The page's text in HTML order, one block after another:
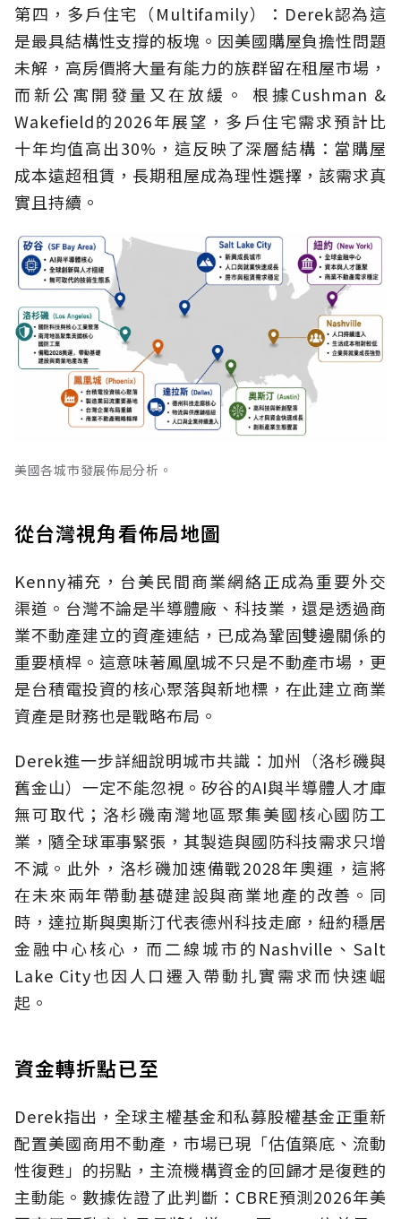
第四，多戶住宅（Multifamily）：Derek認為這
是最具結構性支撐的板塊。因美國購屋負擔性問題
未解，高房價將大量有能力的族群留在租屋市場，
而新公寓開發量又在放緩。 根據Cushman &
Wakefield的2026年展望，多戶住宅需求預計比
十年均值高出30%，這反映了深層結構：當購屋
成本遠超租賃，長期租屋成為理性選擇，該需求真
實且持續。
美國各城市發展佈局分析。
從台灣視角看佈局地圖
Kenny補充，台美民間商業網絡正成為重要外交
渠道。台灣不論是半導體廠、科技業，還是透過商
業不動產建立的資產連結，已成為鞏固雙邊關係的
重要槓桿。這意味著鳳凰城不只是不動產市場，更
是台積電投資的核心聚落與新地標，在此建立商業
資產是財務也是戰略布局。
Derek進一步詳細說明城市共識：加州（洛杉磯與
舊金山）一定不能忽視。矽谷的AI與半導體人才庫
無可取代；洛杉磯南灣地區聚集美國核心國防工
業，隨全球軍事緊張，其製造與國防科技需求只增
不減。此外，洛杉磯加速備戰2028年奧運，這將
在未來兩年帶動基礎建設與商業地產的改善。同
時，達拉斯與奧斯汀代表德州科技走廊，紐約穩居
金融中心核心，而二線城市的Nashville、Salt
Lake City也因人口遷入帶動扎實需求而快速崛
起。
資金轉折點已至
Derek指出，全球主權基金和私募股權基金正重新
配置美國商用不動產，市場已現「估值築底、流動
性復甦」的拐點，主流機構資金的回歸才是復甦的
主動能。數據佐證了此判斷：CBRE預測2026年美